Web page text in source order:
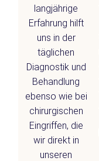
langjährige
Erfahrung hilft
uns in der
täglichen
Diagnostik und
Behandlung
ebenso wie bei
chirurgischen
Eingriffen, die
wir direkt in
unseren